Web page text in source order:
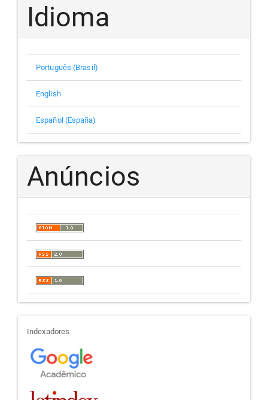
Idioma
Português (Brasil)
English
Español (España)
Anúncios
indexadores
Indexadores